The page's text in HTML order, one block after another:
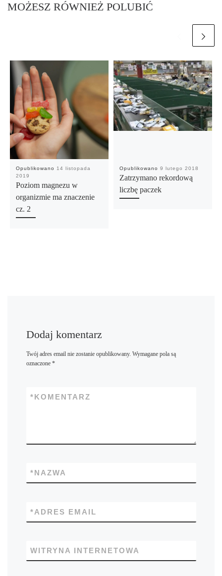
MOŻESZ RÓWNIEŻ POLUBIĆ
Opublikowano
14 listopada
2019
Poziom magnezu w
organizmie ma znaczenie
cz. 2
Opublikowano 9 lutego 2018
Zatrzymano rekordową
liczbę paczek
Dodaj komentarz
Twój adres email nie zostanie opublikowany. Wymagane pola są
oznaczone *
KOMENTARZ
*
NAZWA
*
ADRES EMAIL
*
WITRYNA INTERNETOWA